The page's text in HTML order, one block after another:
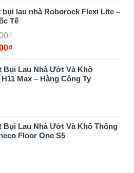
đổi chế độ thủ công,
vào việc di chuyển
xanh: Phát hiện bụi
lông và tóc hiệu quả
vấn đề bụi bẩn ẩn sâu và
R20 trang bịĐèn LED
trên đầu hút chính.
Diện:
bụi lau nhà Roborock Flexi Lite –
Tế
Bụi Lau Nhà Ướt Và Khô
Max – Hàng Công Ty
Bụi Lau Nhà Ướt Và Khô Thông
Floor One S5